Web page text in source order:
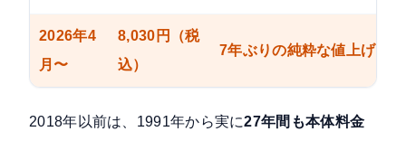
2026年4
月〜
8,030円（税
込）
7年ぶりの純粋な値上げ（
2018年以前は、1991年から実に27年間も本体料金